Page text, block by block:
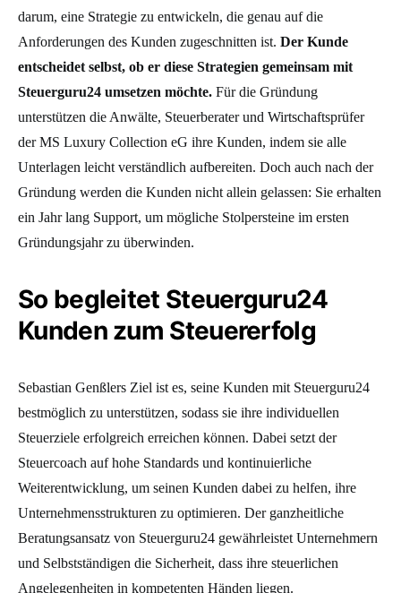
darum, eine Strategie zu entwickeln, die genau auf die
Anforderungen des Kunden zugeschnitten ist. Der Kunde
entscheidet selbst, ob er diese Strategien gemeinsam mit
Steuerguru24 umsetzen möchte. Für die Gründung
unterstützen die Anwälte, Steuerberater und Wirtschaftsprüfer
der MS Luxury Collection eG ihre Kunden, indem sie alle
Unterlagen leicht verständlich aufbereiten. Doch auch nach der
Gründung werden die Kunden nicht allein gelassen: Sie erhalten
ein Jahr lang Support, um mögliche Stolpersteine im ersten
Gründungsjahr zu überwinden.
So begleitet Steuerguru24
Kunden zum Steuererfolg
Sebastian Genßlers Ziel ist es, seine Kunden mit Steuerguru24
bestmöglich zu unterstützen, sodass sie ihre individuellen
Steuerziele erfolgreich erreichen können. Dabei setzt der
Steuercoach auf hohe Standards und kontinuierliche
Weiterentwicklung, um seinen Kunden dabei zu helfen, ihre
Unternehmensstrukturen zu optimieren. Der ganzheitliche
Beratungsansatz von Steuerguru24 gewährleistet Unternehmern
und Selbstständigen die Sicherheit, dass ihre steuerlichen
Angelegenheiten in kompetenten Händen liegen.